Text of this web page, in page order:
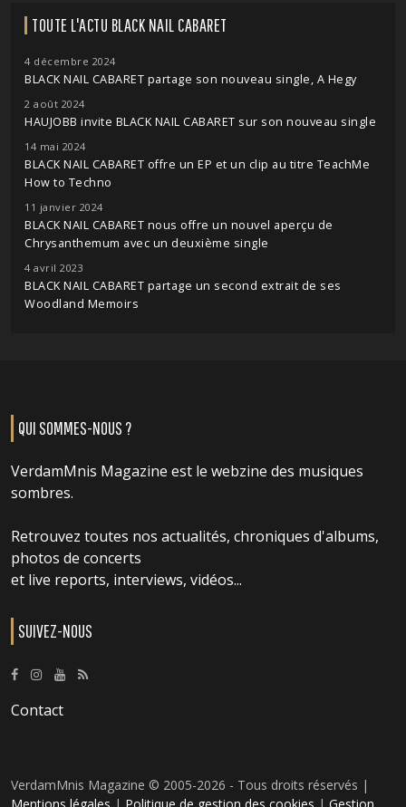
TOUTE L'ACTU BLACK NAIL CABARET
4 décembre 2024
BLACK NAIL CABARET partage son nouveau single, A Hegy
2 août 2024
HAUJOBB invite BLACK NAIL CABARET sur son nouveau single
14 mai 2024
BLACK NAIL CABARET offre un EP et un clip au titre TeachMe
How to Techno
11 janvier 2024
BLACK NAIL CABARET nous offre un nouvel aperçu de
Chrysanthemum avec un deuxième single
4 avril 2023
BLACK NAIL CABARET partage un second extrait de ses
Woodland Memoirs
QUI SOMMES-NOUS ?
VerdamMnis Magazine est le webzine des musiques
sombres.
Retrouvez toutes nos actualités, chroniques d'albums,
photos de concerts
et live reports, interviews, vidéos...
SUIVEZ-NOUS
Contact
VerdamMnis Magazine © 2005-2026 - Tous droits réservés |